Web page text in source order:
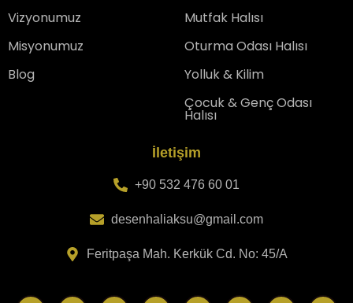
Vizyonumuz
Misyonumuz
Blog
Mutfak Halısı
Oturma Odası Halısı
Yolluk & Kilim
Çocuk & Genç Odası
Halısı
İletişim
+90 532 476 60 01
desenhaliaksu@gmail.com
Feritpaşa Mah. Kerkük Cd. No: 45/A